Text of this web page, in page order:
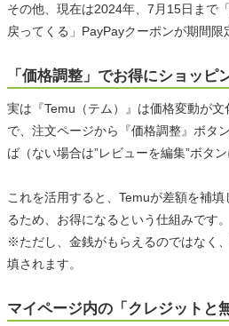
その他、現在は2024年、7月15日まで
戻ってくる」PayPayクーポンが期間限
「価格調整」でお得にショッピ
実は『Temu（テム）』は価格変動が
で、注文ページから『価格調整』ボタ
ば（ない場合は”レビューを編集”ボタ
これを活用すると、Temuが差額を補
るため、お得になるという仕組みです。
※ただし、金銭がもらえるのではなく
填されます。
マイページ内の「クレジットと